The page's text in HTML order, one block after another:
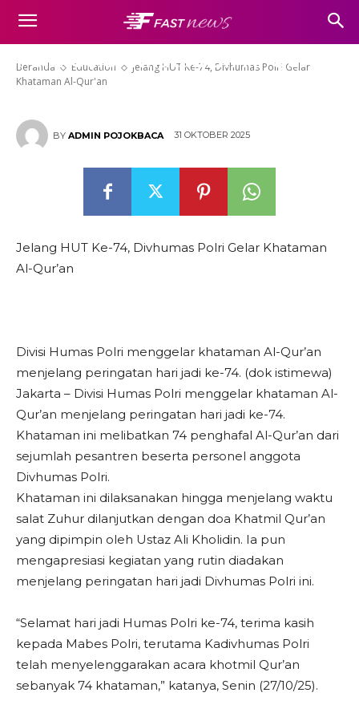
Beranda Education
Jelang HUT Ke-74, Divhumas Polri Gelar
Khataman Al-Qur'an
Jelang HUT Ke-74, Divhumas
Polri Gelar Khataman Al-Qur’an
BY ADMIN POJOKBACA 31 OKTOBER 2025
Jelang HUT Ke-74, Divhumas Polri Gelar Khataman
Al-Qur’an
Divisi Humas Polri menggelar khataman Al-Qur’an
menjelang peringatan hari jadi ke-74. (dok istimewa)
Jakarta – Divisi Humas Polri menggelar khataman Al-
Qur’an menjelang peringatan hari jadi ke-74.
Khataman ini melibatkan 74 penghafal Al-Qur’an dari
sejumlah pesantren beserta personel anggota
Divhumas Polri.
Khataman ini dilaksanakan hingga menjelang waktu
salat Zuhur dilanjutkan dengan doa Khatmil Qur’an
yang dipimpin oleh Ustaz Ali Kholidin. Ia pun
mengapresiasi kegiatan yang rutin diadakan
menjelang peringatan hari jadi Divhumas Polri ini.
“Selamat hari jadi Humas Polri ke-74, terima kasih
kepada Mabes Polri, terutama Kadivhumas Polri
telah menyelenggarakan acara khotmil Qur’an
sebanyak 74 khataman,” katanya, Senin (27/10/25).